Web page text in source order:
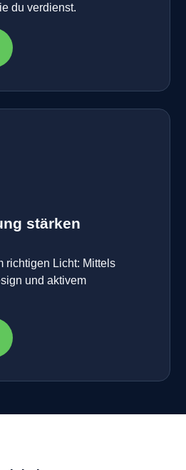
du verdienst.
stärken
richtigen Licht: Mittels
und aktivem